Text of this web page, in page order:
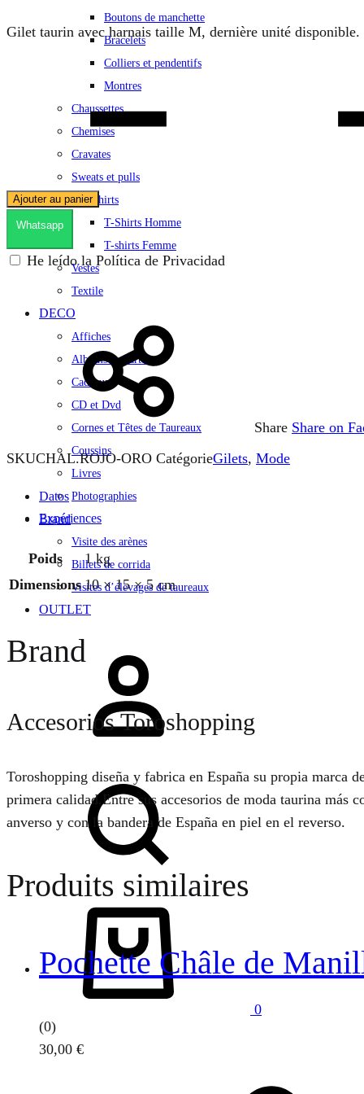
Boutons de manchette
Bracelets
Colliers et pendentifs
Montres
Chaussettes
Chemises
Cravates
Sweats et pulls
Tee-Shirts
T-Shirts Homme
T-shirts Femme
Vestes
Textile
DECO
Affiches
Albums et Cartes
Cadeaux
CD et Dvd
Cornes et Têtes de Taureaux
Coussins
Livres
Photographies
Expériences
Visite des arènes
Billets de corrida
Visites d’élevages de taureaux
OUTLET
Chercher
0
Gilet taurin avec harnais taille M, dernière unité
Ajouter au panier
Whatsapp
He leído la Política de Privacidad
Share Share on
SKUCHAL.ROJO-ORO CatégorieGilets, Mode
Datos
Brand
Poids
1 kg
Dimensions 10 × 15 × 5 cm
Brand
Accesorios Toroshopping
Toroshopping diseña y fabrica en España su propia marca
primera calidad.Entre sus accesorios de moda taurina más
anverso y con la bandera de España en piel en el reverso.
Produits similaires
Pochette Châle de
(0)
30,00 €